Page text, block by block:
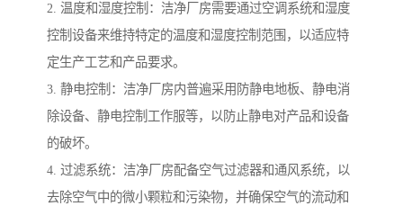
2. 温度和湿度控制：洁净厂房需要通过空调系统和湿度
控制设备来维持特定的温度和湿度控制范围，以适应特
定生产工艺和产品要求。
3. 静电控制：洁净厂房内普遍采用防静电地板、静电消
除设备、静电控制工作服等，以防止静电对产品和设备
的破坏。
4. 过滤系统：洁净厂房配备空气过滤器和通风系统，以
去除空气中的微小颗粒和污染物，并确保空气的流动和